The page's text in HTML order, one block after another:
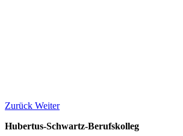
Zurück Weiter
Hubertus-Schwartz-Berufskolleg